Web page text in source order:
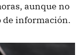
aunque no
de información.